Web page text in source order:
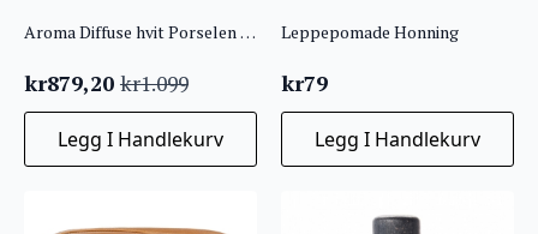
Aroma Diffuse hvit Porselen Stone Soap Spa
kr1.099
Opprinnelig
pris
var:
kr1.099.
kr879,20
Nåværende
pris
kr879,20.
Legg I Handlekurv
Leppepomade Honning
kr79
Legg I Handlekurv